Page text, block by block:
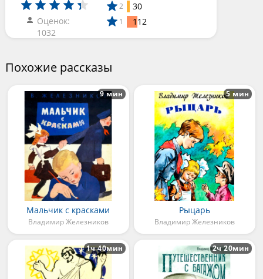
Оценок:
1032
2 30
1 112
Похожие рассказы
Мальчик с красками
Владимир Железников
9 мин
Рыцарь
Владимир Железников
5 мин
1ч 40мин 2ч 20мин